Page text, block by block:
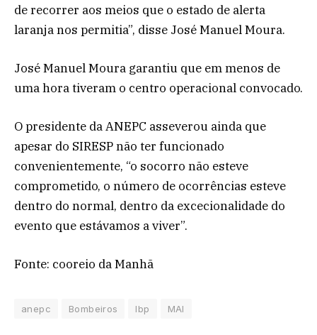
de recorrer aos meios que o estado de alerta
laranja nos permitia”, disse José Manuel Moura.
José Manuel Moura garantiu que em menos de
uma hora tiveram o centro operacional convocado.
O presidente da ANEPC asseverou ainda que
apesar do SIRESP não ter funcionado
convenientemente, “o socorro não esteve
comprometido, o número de ocorrências esteve
dentro do normal, dentro da excecionalidade do
evento que estávamos a viver”.
Fonte: cooreio da Manhã
anepc Bombeiros lbp MAI